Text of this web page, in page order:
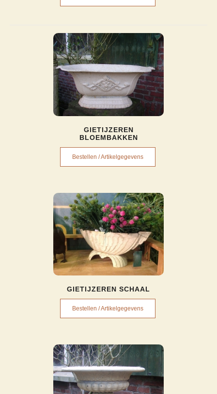
GIETIJZEREN
BLOEMBAKKEN
Bestellen / Artikelgegevens
GIETIJZEREN SCHAAL
Bestellen / Artikelgegevens